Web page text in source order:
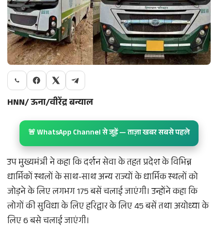
HNN/ ऊना/वीरेंद्र बन्याल
🚨 WhatsApp Channel से जुड़ें — ताज़ा खबर सबसे पहले
उप मुख्यमंत्री ने कहा कि दर्शन सेवा के तहत प्रदेश के विभिन्न
धार्मिकों स्थलों के साथ-साथ अन्य राज्यों के धार्मिक स्थलों को
जोड़ने के लिए लगभग 175 बसें चलाई जाएंगी। उन्होंने कहा कि
लोगों की सुविधा के लिए हरिद्वार के लिए 45 बसें तथा अयोध्या के
लिए 6 बसे चलाई जाएंगी।